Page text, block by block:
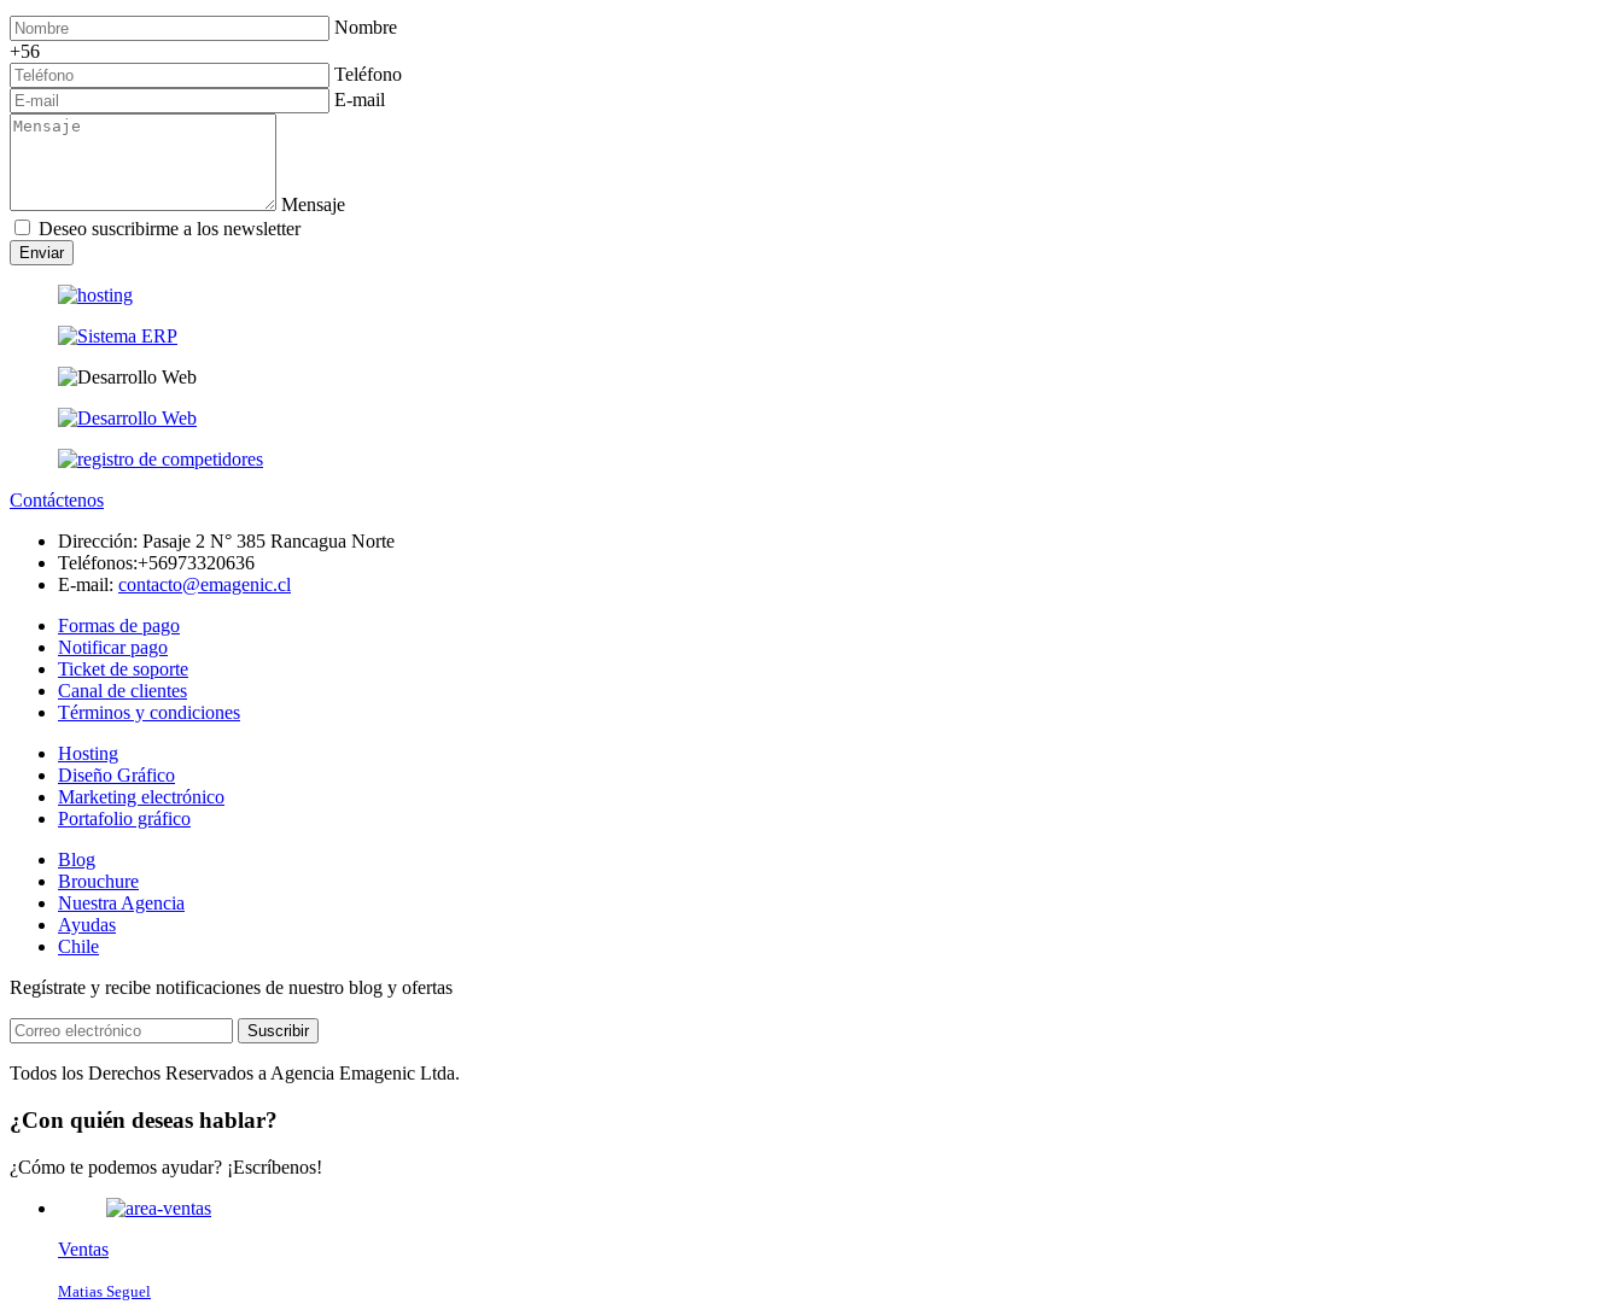
Nombre
+56
Teléfono
E-mail
Mensaje
Deseo suscribirme a los newsletter
Enviar
Contáctenos
Dirección: Pasaje 2 N° 385 Rancagua Norte
Teléfonos:+56973320636
E-mail: contacto@emagenic.cl
Formas de pago
Notificar pago
Ticket de soporte
Canal de clientes
Términos y condiciones
Hosting
Diseño Gráfico
Marketing electrónico
Portafolio gráfico
Blog
Brouchure
Nuestra Agencia
Ayudas
Chile
Regístrate y recibe notificaciones de nuestro blog y ofertas
Suscribir
Todos los Derechos Reservados a Agencia Emagenic Ltda.
¿Con quién deseas hablar?
¿Cómo te podemos ayudar? ¡Escríbenos!
Ventas
Matias Seguel